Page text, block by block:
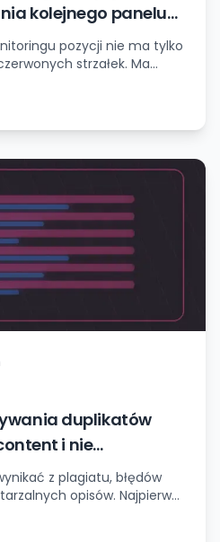
kolejnego panelu
pozycji nie ma tylko
strzałek. Ma
duplikatów
i nie
z plagiatu, błędów
opisów. Najpierw